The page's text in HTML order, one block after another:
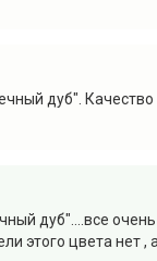
дуб".
дуб"....все
этого цвета